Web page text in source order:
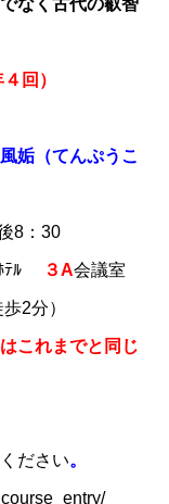
なく古代の叡智
回）
​姤​ （てんぷうこ
8：30
ﾎﾃﾙ ​３A​会議室
2分）
これまでと同じ
ださい。